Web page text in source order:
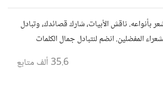
بأنواعه. ناقش الأبيات، شارك قصائدك، وتبادل
المفضلين. انضم لنتبادل جمال الكلمات
35.6 ألف متابع